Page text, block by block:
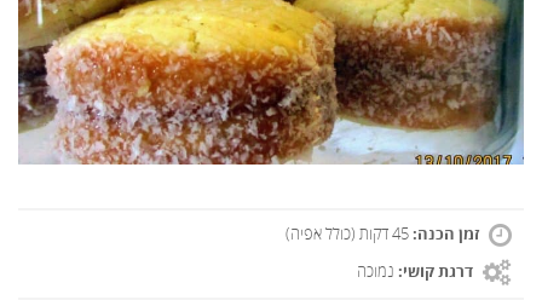
זמן הכנה: 45 דקות (כולל אפיה)
דרגת קושי: נמוכה